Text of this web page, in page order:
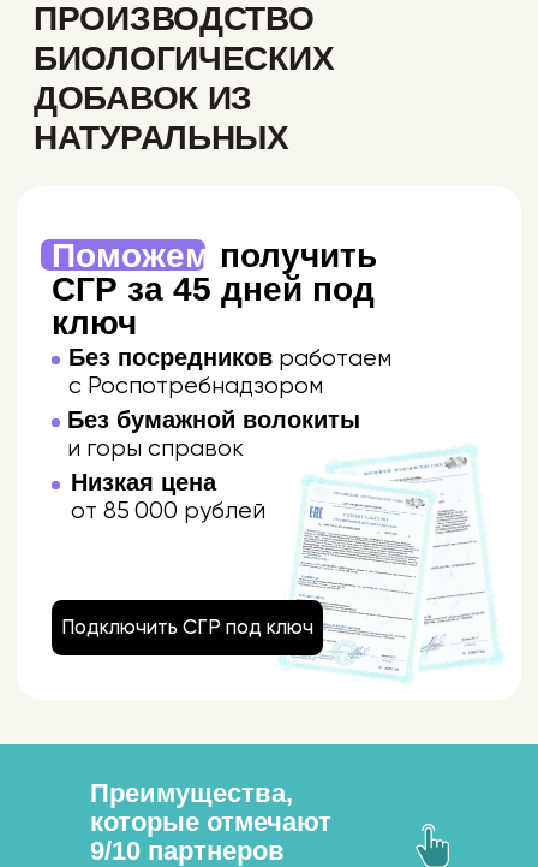
Преимущества,
которые отмечают
9/10 партнеров
ИМЕЕМ ВСЕ СГР
И АККРЕДИТАЦИИ
ДЛЯ ПРОИЗВОДСТВА
БАДОВ